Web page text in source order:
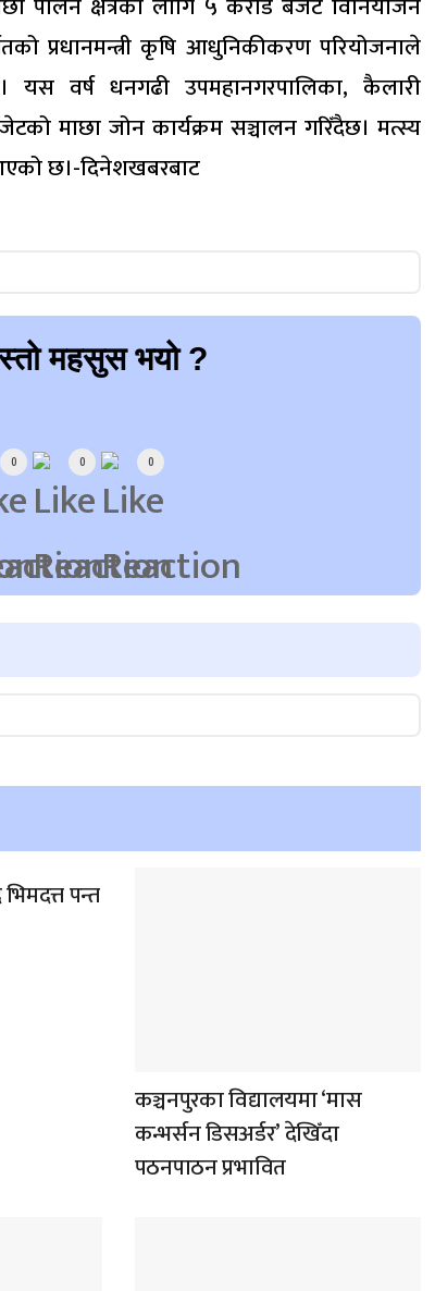
प्रधानमन्त्री कृषि आधुनिकीकरण परियोजनाले
वर्ष धनगढी उपमहानगरपालिका, कैलारी
माछा जोन कार्यक्रम सञ्चालन गरिँदैछ। मत्स्य
छ।-दिनेशखबरबाट
महसुस भयो ?
0 0 0
पन्त
कञ्चनपुरका विद्यालयमा ‘मास
कन्भर्सन डिसअर्डर’ देखिँदा
पठनपाठन प्रभावित